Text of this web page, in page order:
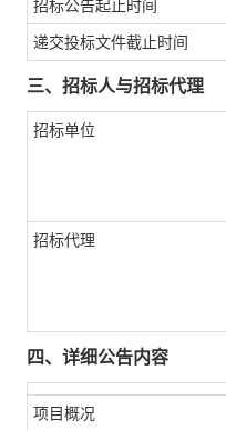
招标公告起止时间
递交投标文件截止时间
三、招标人与招标代理
招标单位
招标代理
四、详细公告内容
项目概况